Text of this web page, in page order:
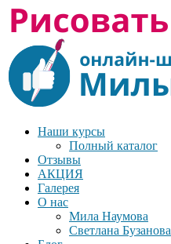
Наши курсы
Полный каталог
Отзывы
АКЦИЯ
Галерея
О нас
Мила Наумова
Светлана Бузанова